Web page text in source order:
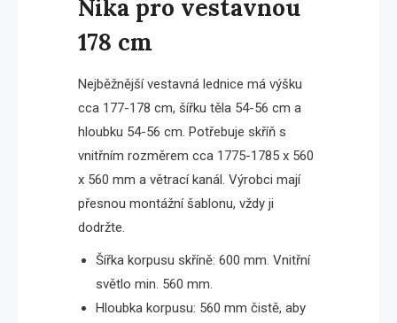
Nika pro vestavnou
178 cm
Nejběžnější vestavná lednice má výšku
cca 177-178 cm, šířku těla 54-56 cm a
hloubku 54-56 cm. Potřebuje skříň s
vnitřním rozměrem cca 1775-1785 x 560
x 560 mm a větrací kanál. Výrobci mají
přesnou montážní šablonu, vždy ji
dodržte.
Šířka korpusu skříně: 600 mm. Vnitřní
světlo min. 560 mm.
Hloubka korpusu: 560 mm čistě, aby